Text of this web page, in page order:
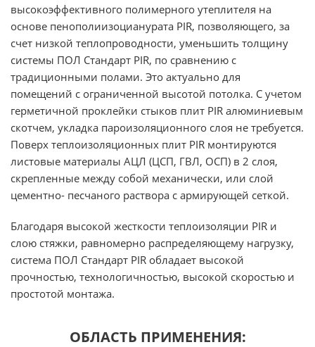
высокоэффективного полимерного утеплителя на
основе пенополиизоцианурата PIR, позволяющего, за
счет низкой теплопроводности, уменьшить толщину
системы ПОЛ Стандарт PIR, по сравнению с
традиционными полами. Это актуально для
помещений с ограниченной высотой потолка. С учетом
герметичной проклейки стыков плит PIR алюминиевым
скотчем, укладка пароизоляционного слоя не требуется.
Поверх теплоизоляционных плит PIR монтируются
листовые материалы АЦЛ (ЦСП, ГВЛ, ОСП) в 2 слоя,
скрепленные между собой механически, или слой
цементно- песчаного раствора с армирующей сеткой.
Благодаря высокой жесткости теплоизоляции PIR и
слою стяжки, равномерно распределяющему нагрузку,
система ПОЛ Стандарт PIR обладает высокой
прочностью, технологичностью, высокой скоростью и
простотой монтажа.
ОБЛАСТЬ ПРИМЕНЕНИЯ: